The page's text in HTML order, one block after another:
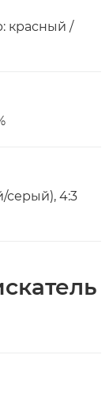
красный /
серый), 4:3